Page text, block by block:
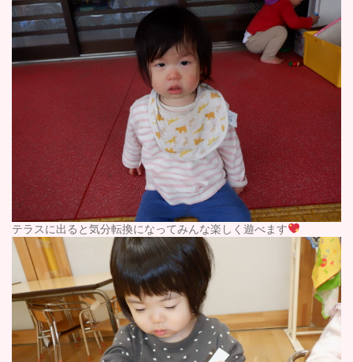
テラスに出ると気分転換になってみんな楽しく遊べます